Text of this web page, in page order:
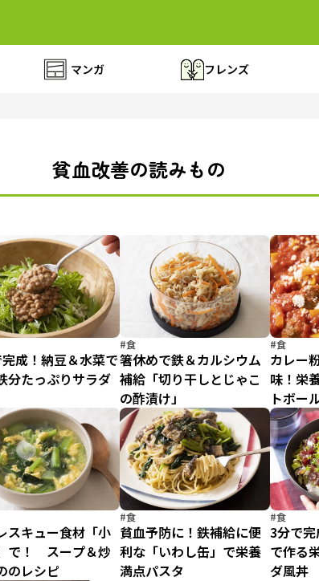
マンガ フレンズ
貧血改善の読みもの
成！納豆＆水菜で
分たっぷりサラダ
#食
箸休めで鉄＆カルシウム
補給「切り干しとじゃこ
の酢漬け」
#食
カレー
味！栄
トボー
スキュー食材「小
で！ スープ＆炒
のレシピ
#食
貧血予防に！鉄補給に便
利な「いわし缶」で栄養
満点パスタ
#食
3分で
で作る
ダ風丼